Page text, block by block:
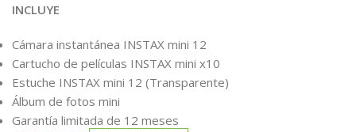
INCLUYE
Cámara instantánea INSTAX mini 12
Cartucho de películas INSTAX mini x10
Estuche INSTAX mini 12 (Transparente)
Álbum de fotos mini
Garantía limitada de 12 meses